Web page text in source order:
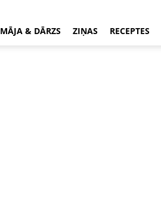
MĀJA & DĀRZS ZIŅAS RECEPTES